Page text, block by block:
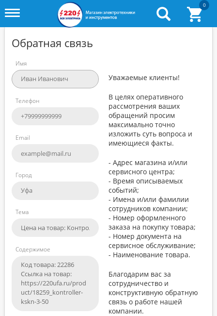
Toggle
0
Обратная связь
Имя
Телефон
Email
Город
Тема
Содержимое
Уважаемые клиенты!
В целях оперативного
рассмотрения ваших
обращений просим
максимально точно
изложить суть вопроса и
имеющиеся факты.
- Адрес магазина и/или
сервисного центра;
- Время описываемых
событий;
- Имена и/или фамилии
сотрудников компании;
- Номер оформленного
заказа на покупку товара;
- Номер документа на
сервисное обслуживание;
- Наименование товара.
Благодарим вас за
сотрудничество и
конструктивную обратную
связь о работе нашей
компании.